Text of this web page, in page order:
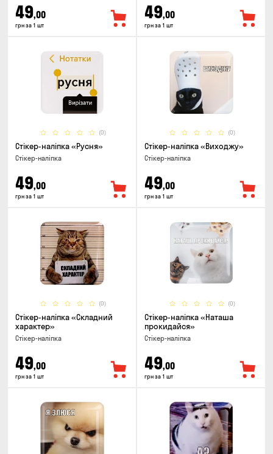
49,00
грн за 1 шт
49,00
грн за 1 шт
(0)
Стікер-наліпка «Русня»
Стікер-наліпка
49,00
грн за 1 шт
(0)
Стікер-наліпка «Виходжу»
Стікер-наліпка
49,00
грн за 1 шт
(0)
Стікер-наліпка «Складний
характер»
Стікер-наліпка
49,00
грн за 1 шт
(0)
Стікер-наліпка «Наташа
прокидайся»
Стікер-наліпка
49,00
грн за 1 шт